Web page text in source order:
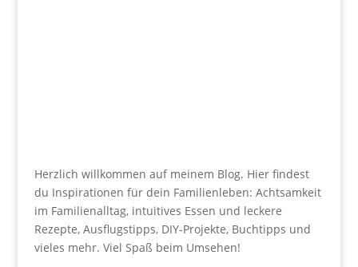
Herzlich willkommen auf meinem Blog. Hier findest
du Inspirationen für dein Familienleben: Achtsamkeit
im Familienalltag, intuitives Essen und leckere
Rezepte, Ausflugstipps, DIY-Projekte, Buchtipps und
vieles mehr. Viel Spaß beim Umsehen!